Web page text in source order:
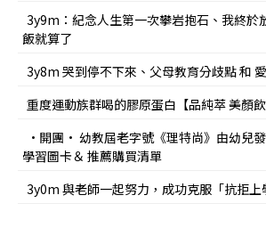
3y9m：紀念人生第一次攀岩抱石、我終於
飯就算了
3y8m 哭到停不下來、父母教育分歧點 和
重度運動族群喝的膠原蛋白【品純萃 美顏飲
•開團• 幼教屆老字號《理特尚》由幼兒
學習圖卡＆ 推薦購買清單
3y0m 與老師一起努力，成功克服「抗拒上